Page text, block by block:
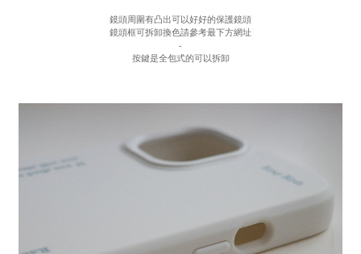
鏡頭周圍有凸出可以好好的保護鏡頭
鏡頭框可拆卸換色請參考最下方網址
-
按鍵是全包式的可以拆卸